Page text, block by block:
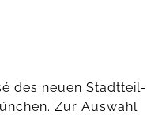
des neuen Stadtteil-
Zur Auswahl